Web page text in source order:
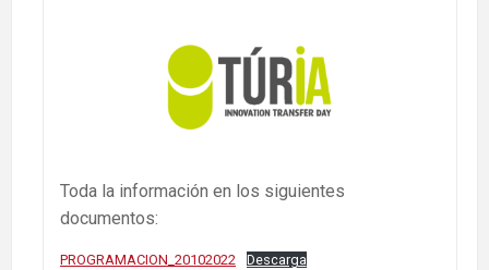
Toda la información en los siguientes
documentos:
PROGRAMACION_20102022
Descarga